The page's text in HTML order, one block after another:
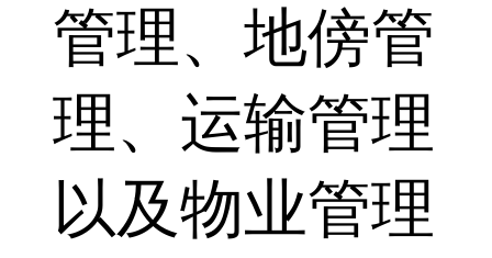
管理、地傍管
理、运输管理
以及物业管理